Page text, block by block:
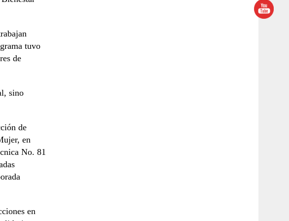
tuvo
de
sino
de
en
No. 81
en